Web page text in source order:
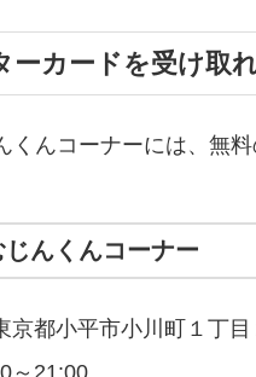
ーカードを受け取
んコーナーには、無
んくんコーナー
京都小平市小川町１丁目
～21:00